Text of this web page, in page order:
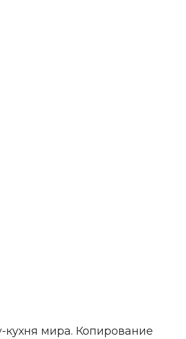
кухня мира. Копирование